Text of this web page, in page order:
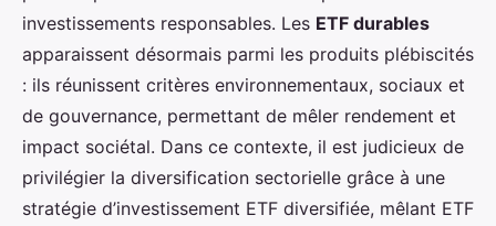
investissements responsables. Les ETF durables
apparaissent désormais parmi les produits plébiscités
: ils réunissent critères environnementaux, sociaux et
de gouvernance, permettant de mêler rendement et
impact sociétal. Dans ce contexte, il est judicieux de
privilégier la diversification sectorielle grâce à une
stratégie d’investissement ETF diversifiée, mêlant ETF